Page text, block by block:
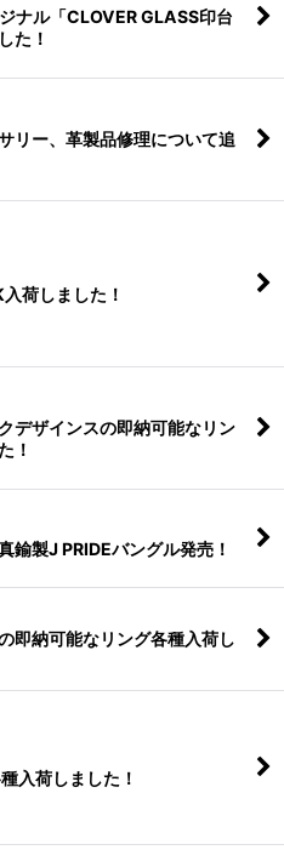
ナル「CLOVER GLASS印台
た！
リー、革製品修理について追
荷しました！
デザインスの即納可能なリン
！
鍮製J PRIDEバングル発売！
即納可能なリング各種入荷し
入荷しました！